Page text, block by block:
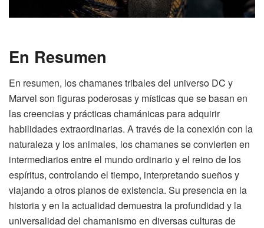
En Resumen
En resumen, los chamanes tribales del universo DC y
Marvel son figuras poderosas y místicas que se basan en
las creencias y prácticas chamánicas para adquirir
habilidades extraordinarias. A través de la conexión con la
naturaleza y los animales, los chamanes se convierten en
intermediarios entre el mundo ordinario y el reino de los
espíritus, controlando el tiempo, interpretando sueños y
viajando a otros planos de existencia. Su presencia en la
historia y en la actualidad demuestra la profundidad y la
universalidad del chamanismo en diversas culturas de